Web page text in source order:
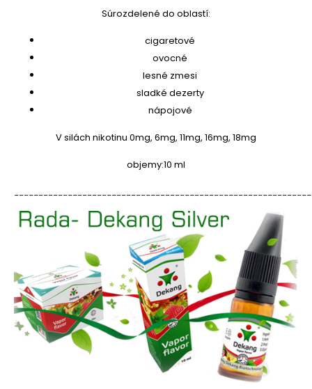
Súrozdelené do oblastí:
cigaretové
ovocné
lesné zmesi
sladké dezerty
nápojové
V silách nikotinu 0mg, 6mg, 11mg, 16mg, 18mg
objemy:10 ml